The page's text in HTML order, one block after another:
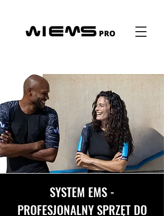
SYSTEM EMS -
PROFESJONALNY SPRZĘT DO